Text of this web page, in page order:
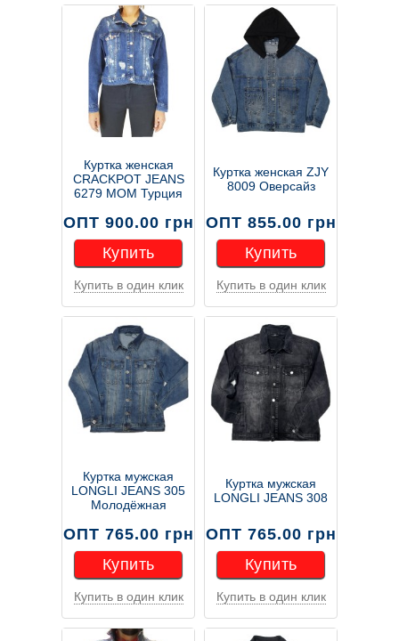
Куртка женская
CRACKPOT JEANS
6279 MOM Турция
ОПТ 900.00 грн
Купить
Купить
Купить в один клик
Куртка женская ZJY
8009 Оверсайз
ОПТ 855.00 грн
Купить
Купить
Купить в один клик
Куртка мужская
LONGLI JEANS 305
Молодёжная
ОПТ 765.00 грн
Купить
Купить
Купить в один клик
Куртка мужская
LONGLI JEANS 308
ОПТ 765.00 грн
Купить
Купить
Купить в один клик